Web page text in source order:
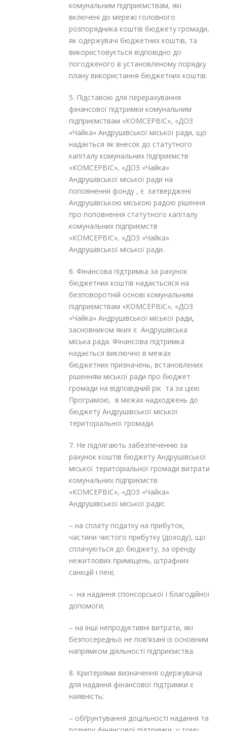
комунальним підприємствам, які
включені до мережі головного
розпорядника коштів бюджету громади,
як одержувачі бюджетних коштів, та
використовується відповідно до
погодженого в установленому порядку
плану використання бюджетних коштів.
5. Підставою для перерахування
фінансової підтримки комунальним
підприємствам «КОМСЕРВІС», «ДОЗ
«Чайка» Андрушівської міської ради, що
надається як внесок до статутного
капіталу комунальних підприємств
«КОМСЕРВІС», «ДОЗ «Чайка»
Андрушівської міської ради на
поповнення фонду , є затверджені
Андрушівською міською радою рішення
про поповнення статутного капіталу
комунальних підприємств
«КОМСЕРВІС», «ДОЗ «Чайка»
Андрушівської міської ради.
6. Фінансова підтримка за рахунок
бюджетних коштів надаєтьсяся на
безповоротній основі комунальним
підприємствам «КОМСЕРВІС», «ДОЗ
«Чайка» Андрушівської міської ради,
засновником яких є Андрушівська
міська рада. Фінансова підтримка
надається виключно в межах
бюджетних призначень, встановлених
рішенням міської ради про бюджет
громади на відповідний рік та за цією
Програмою, в межах надходжень до
бюджету Андрушівської міської
територіальної громади.
7. Не підлягають забезпеченню за
рахунок коштів бюджету Андрушівської
міської територіальної громади витрати
комунальних підприємств
«КОМСЕРВІС», «ДОЗ «Чайка»
Андрушівської міської ради:
– на сплату податку на прибуток,
частини чистого прибутку (доходу), що
сплачуються до бюджету, за оренду
нежитлових приміщень, штрафних
санкцій і пені;
– на надання спонсорської і благодійної
допомоги;
– на інші непродуктивні витрати, які
безпосередньо не пов’язані із основним
напрямком діяльності підприємства.
8. Критеріями визначення одержувача
для надання фінансової підтримки є
наявність:
– обґрунтування доцільності надання та